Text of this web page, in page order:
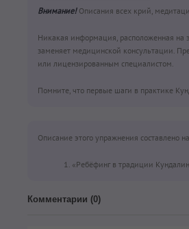
Внимание!Описания всех крий,
Никакая информация, расположенная на
заменяет медицинской консультации.
или лицензированным специалистом.
Помните, что первые шаги в практике
Описание этого упражнения составлено
«Ребёфинг в традиции
Комментарии (0)